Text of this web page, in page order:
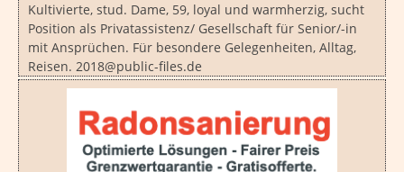
Kultivierte, stud. Dame, 59, loyal und warmherzig, sucht
Position als Privatassistenz/ Gesellschaft für Senior/-in
mit Ansprüchen. Für besondere Gelegenheiten, Alltag,
Reisen. 2018@public-files.de